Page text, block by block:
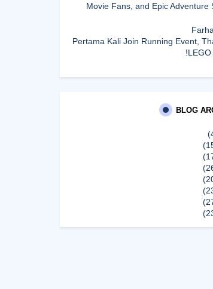
Movie Fans, and Epic Adventure
Pertama Kali Join Running Event,
LEGO
Enchanted
Movie Fans, and Epic Adventure
What to Read After Watching The
Kobo’s Reading Guide for
Movie Fans, and Epic Adventure
BLOG